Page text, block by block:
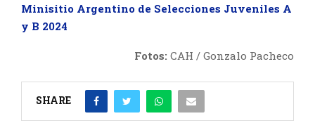
Minisitio Argentino de Selecciones Juveniles A
y B 2024
Fotos: CAH / Gonzalo Pacheco
SHARE